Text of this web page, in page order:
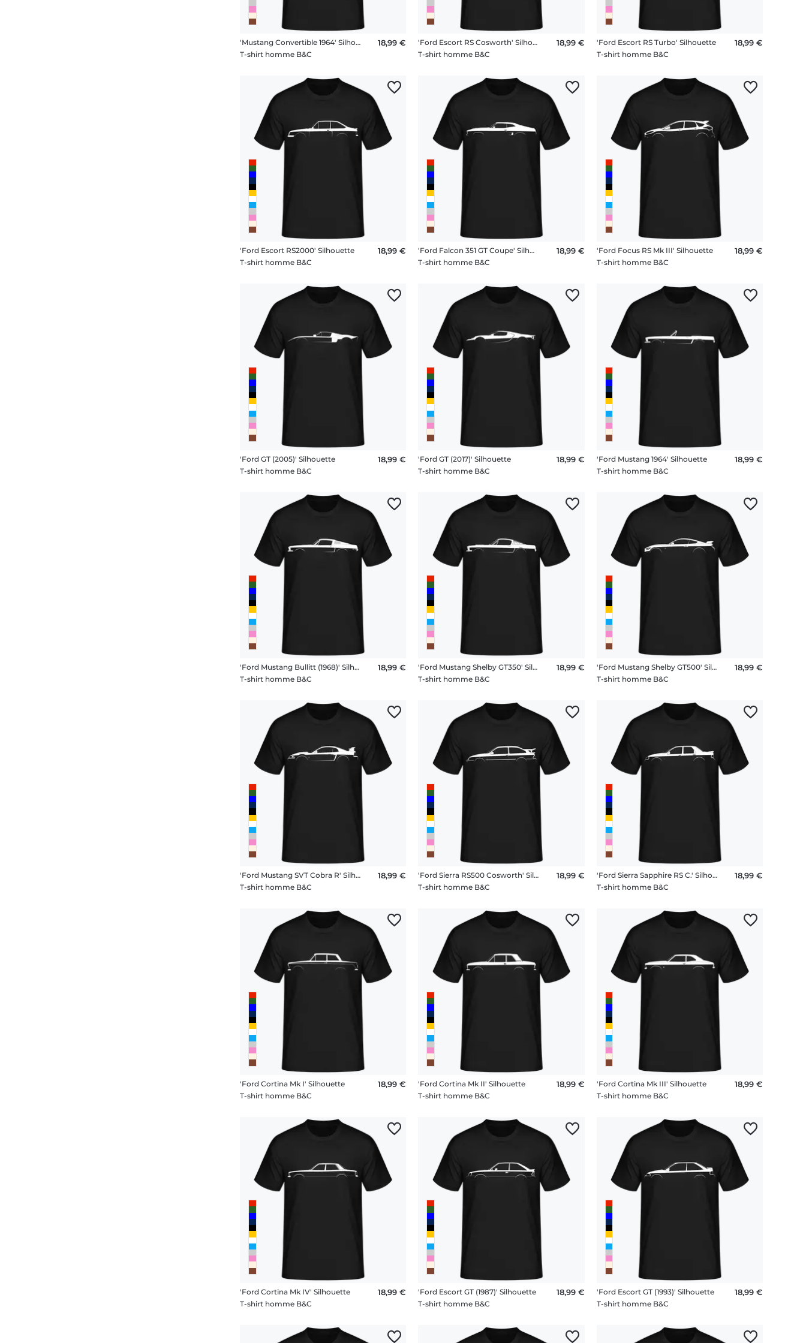
'Mustang Convertible 1964' Silhouette
T-shirt homme B&C
18,99 €
'Ford Escort RS Cosworth' Silhouette
T-shirt homme B&C
18,99 €
'Ford Escort RS Turbo' Silhouette
T-shirt homme B&C
18,99 €
'Ford Escort RS2000' Silhouette
T-shirt homme B&C
18,99 €
'Ford Falcon 351 GT Coupe' Silhouette
T-shirt homme B&C
18,99 €
'Ford Focus RS Mk III' Silhouette
T-shirt homme B&C
18,99 €
'Ford GT (2005)' Silhouette
T-shirt homme B&C
18,99 €
'Ford GT (2017)' Silhouette
T-shirt homme B&C
18,99 €
'Ford Mustang 1964' Silhouette
T-shirt homme B&C
18,99 €
'Ford Mustang Bullitt (1968)' Silhouette
T-shirt homme B&C
18,99 €
'Ford Mustang Shelby GT350' Silhouette
T-shirt homme B&C
18,99 €
'Ford Mustang Shelby GT500' Silhouette
T-shirt homme B&C
18,99 €
'Ford Mustang SVT Cobra R' Silhouette
T-shirt homme B&C
18,99 €
'Ford Sierra RS500 Cosworth' Silhouette
T-shirt homme B&C
18,99 €
'Ford Sierra Sapphire RS C.' Silhouette
T-shirt homme B&C
18,99 €
'Ford Cortina Mk I' Silhouette
T-shirt homme B&C
18,99 €
'Ford Cortina Mk II' Silhouette
T-shirt homme B&C
18,99 €
'Ford Cortina Mk III' Silhouette
T-shirt homme B&C
18,99 €
'Ford Cortina Mk IV' Silhouette
T-shirt homme B&C
18,99 €
'Ford Escort GT (1987)' Silhouette
T-shirt homme B&C
18,99 €
'Ford Escort GT (1993)' Silhouette
T-shirt homme B&C
18,99 €